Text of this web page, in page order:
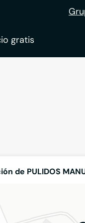
gratis
de PULIDOS